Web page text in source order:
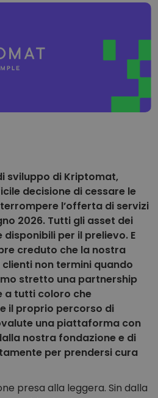
semplice e sicuro
base regolare (DCA)
in tempo reale dei tuoi token preferiti
ottimali
sviluppo di Kriptomat,
decisione di cessare le
l’offerta di servizi
2026. Tutti gli asset dei
per il prelievo. E
creduto che la nostra
non termini quando
stretto una partnership
a tutti coloro che
il proprio percorso di
una piattaforma con
nostra fondazione e di
per prendersi cura
presa alla leggera. Sin dalla